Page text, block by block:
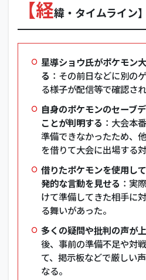
【経緯・タイムライン】
星導ショウ氏がポケモン
る ：その前日などに別の
る様子が配信等で確認され
自身のポケモンのセーブ
ことが判明する ：大会本
準備できなかったため、
を借りて大会に出場する
借りたポケモンを使用し
発的な言動を見せる ：実
けて準備してきた相手に
る舞いがあった。
多くの疑問や批判の声が
後、事前の準備不足や対
て、掲示板などで厳しい
なる。